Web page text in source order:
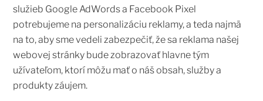
služieb Google AdWords a Facebook Pixel
potrebujeme na personalizáciu reklamy, a teda najmä
na to, aby sme vedeli zabezpečiť, že sa reklama našej
webovej stránky bude zobrazovať hlavne tým
užívateľom, ktorí môžu mať o náš obsah, služby a
produkty záujem.